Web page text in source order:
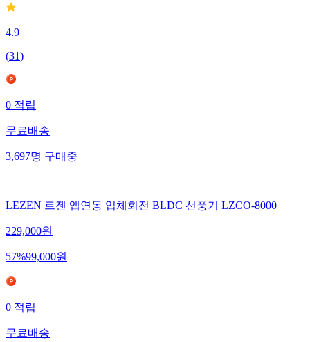
4.9
(31)
0적립
무료배송
3,697명구매중
LEZEN 르젠 앱연동 입체회전 BLDC 선풍기 LZCO-8000
229,000원
57%99,000원
0적립
무료배송